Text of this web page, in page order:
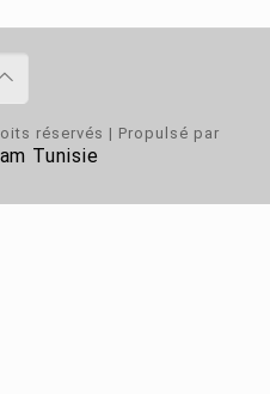
réservés | Propulsé par
Tunisie